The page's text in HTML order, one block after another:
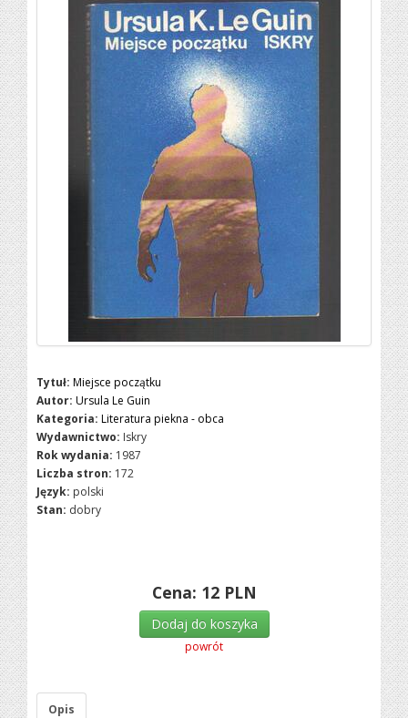
Tytuł: Miejsce początku
Autor: Ursula Le Guin
Kategoria: Literatura piekna - obca
Wydawnictwo: Iskry
Rok wydania: 1987
Liczba stron: 172
Język: polski
Stan: dobry
Cena: 12 PLN
Dodaj do koszyka
powrót
Opis